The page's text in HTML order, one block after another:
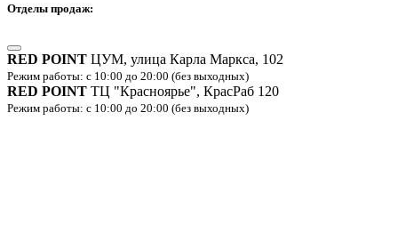
Отделы продаж:
RED POINT ЦУМ, улица Карла Маркса, 102
Режим работы: с 10:00 до 20:00 (без выходных)
RED POINT ТЦ "Красноярье", КрасРаб 120
Режим работы: с 10:00 до 20:00 (без выходных)